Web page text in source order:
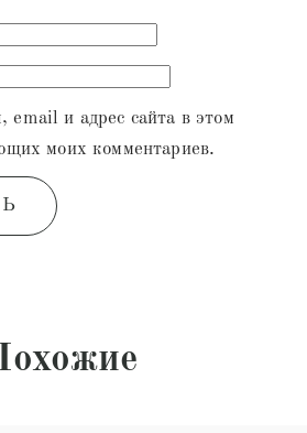
email и адрес сайта в этом
моих комментариев.